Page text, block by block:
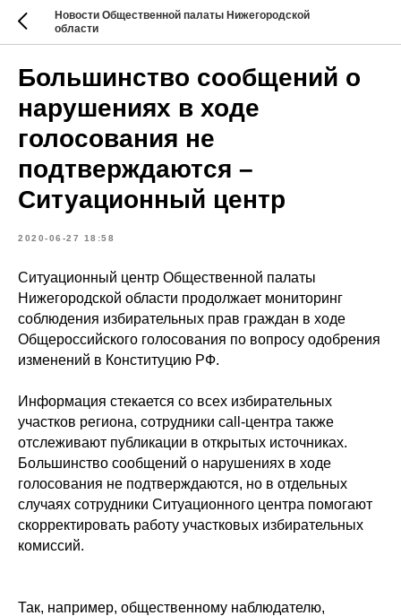
Новости Общественной палаты Нижегородской
области
Большинство сообщений о
нарушениях в ходе
голосования не
подтверждаются –
Ситуационный центр
2020-06-27 18:58
Ситуационный центр Общественной палаты
Нижегородской области продолжает мониторинг
соблюдения избирательных прав граждан в ходе
Общероссийского голосования по вопросу одобрения
изменений в Конституцию РФ.
Информация стекается со всех избирательных
участков региона, сотрудники call-центра также
отслеживают публикации в открытых источниках.
Большинство сообщений о нарушениях в ходе
голосования не подтверждаются, но в отдельных
случаях сотрудники Ситуационного центра помогают
скорректировать работу участковых избирательных
комиссий.
Так, например, общественному наблюдателю,